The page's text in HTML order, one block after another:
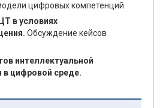
цифровых компетенций.
в условиях
Обсуждение кейсов
интеллектуальной
в цифровой среде.